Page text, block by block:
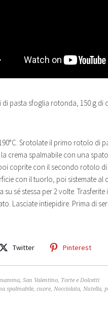
di pasta sfoglia rotonda, 150 g di
Srotolate il primo rotolo di
crema spalmabile con una
coprite con il secondo rotolo
con il tuorlo, poi sistemate
su sé stessa per 2 volte.
Lasciate intiepidire. Prima di
Twitter Pinterest
, San Valentino, Torte e Dolcetti
spalmabile, cuore, Nocciolata, Nutella,